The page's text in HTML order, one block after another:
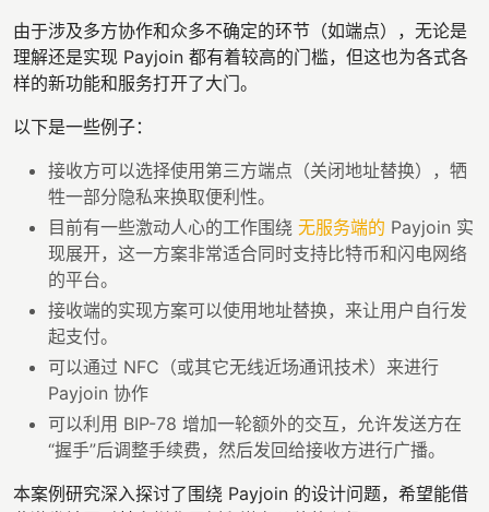
由于涉及多方协作和众多不确定的环节（如端点），无论是
理解还是实现 Payjoin 都有着较高的门槛，但这也为各式各
样的新功能和服务打开了大门。
以下是一些例子：
接收方可以选择使用第三方端点（关闭地址替换），牺
牲一部分隐私来换取便利性。
目前有一些激动人心的工作围绕 无服务端的 Payjoin 实
现展开，这一方案非常适合同时支持比特币和闪电网络
的平台。
接收端的实现方案可以使用地址替换，来让用户自行发
起支付。
可以通过 NFC（或其它无线近场通讯技术）来进行
Payjoin 协作
可以利用 BIP-78 增加一轮额外的交互，允许发送方在
“握手”后调整手续费，然后发回给接收方进行广播。
本案例研究深入探讨了围绕 Payjoin 的设计问题，希望能借